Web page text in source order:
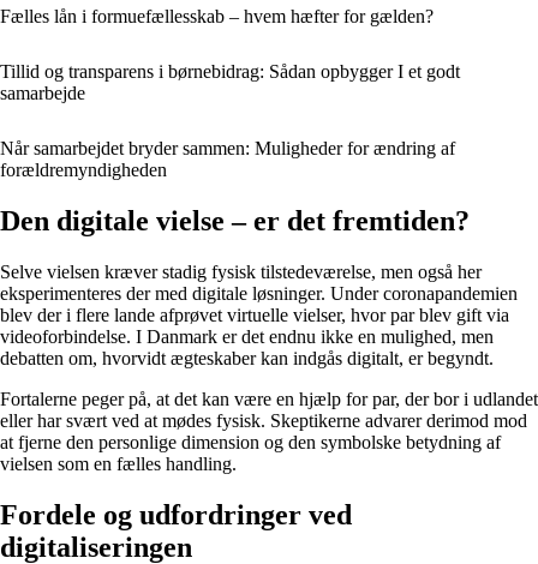
Fælles lån i formuefællesskab – hvem hæfter for gælden?
Tillid og transparens i børnebidrag: Sådan opbygger I et godt
samarbejde
Når samarbejdet bryder sammen: Muligheder for ændring af
forældremyndigheden
Den digitale vielse – er det fremtiden?
Selve vielsen kræver stadig fysisk tilstedeværelse, men også her
eksperimenteres der med digitale løsninger. Under coronapandemien
blev der i flere lande afprøvet virtuelle vielser, hvor par blev gift via
videoforbindelse. I Danmark er det endnu ikke en mulighed, men
debatten om, hvorvidt ægteskaber kan indgås digitalt, er begyndt.
Fortalerne peger på, at det kan være en hjælp for par, der bor i udlandet
eller har svært ved at mødes fysisk. Skeptikerne advarer derimod mod
at fjerne den personlige dimension og den symbolske betydning af
vielsen som en fælles handling.
Fordele og udfordringer ved
digitaliseringen